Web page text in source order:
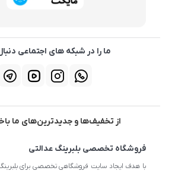
ما را در شبکه های اجتماعی
از تخفیف‌ها و جدیدترین‌های ما
فروشگاه تخصصی بلبرینگ عدالتی
با هدف ایجاد سایت فروشگاهی تخصصی برای